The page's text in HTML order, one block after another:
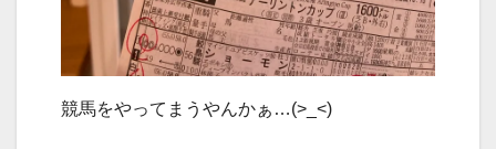
競馬をやってまうやんかぁ…(>_<)